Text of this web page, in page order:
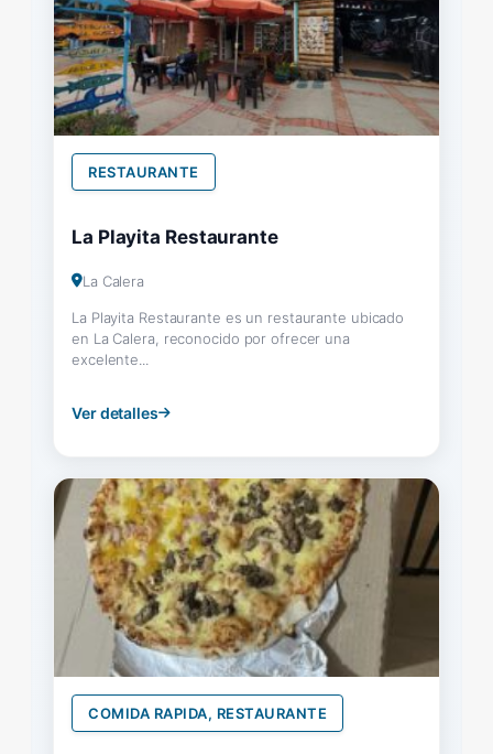
RESTAURANTE
La Playita Restaurante
La Calera
La Playita Restaurante es un restaurante ubicado
en La Calera, reconocido por ofrecer una
excelente...
Ver detalles
COMIDA RAPIDA, RESTAURANTE